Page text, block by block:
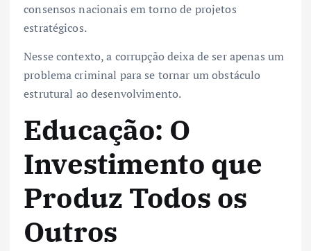
consensos nacionais em torno de projetos
estratégicos.
Nesse contexto, a corrupção deixa de ser apenas um
problema criminal para se tornar um obstáculo
estrutural ao desenvolvimento.
Educação: O
Investimento que
Produz Todos os
Outros